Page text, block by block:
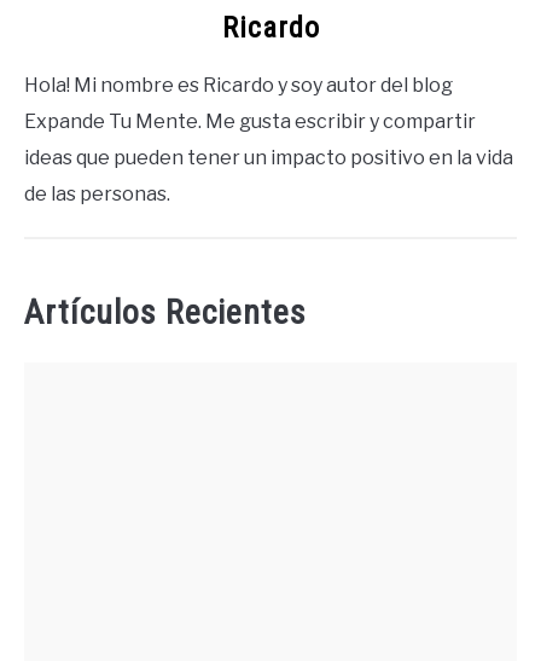
Ricardo
Hola! Mi nombre es Ricardo y soy autor del blog
Expande Tu Mente. Me gusta escribir y compartir
ideas que pueden tener un impacto positivo en la vida
de las personas.
Artículos Recientes